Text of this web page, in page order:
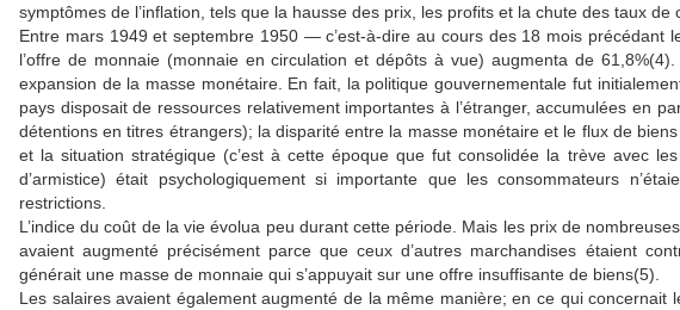
symptômes de l’inflation, tels que la hausse des prix, les profits et la chute des taux de
Entre mars 1949 et septembre 1950 — c’est-à-dire au cours des 18 mois précédant
l’offre de monnaie (monnaie en circulation et dépôts à vue) augmenta de
expansion de la masse monétaire. En fait, la politique gouvernementale fut
pays disposait de ressources relativement importantes à l’étranger, accumulées en
détentions en titres étrangers); la disparité entre la masse monétaire et le flux de biens
et la situation stratégique (c’est à cette époque que fut consolidée la trève avec
d’armistice) était psychologiquement si importante que les consommateurs
restrictions.
L’indice du coût de la vie évolua peu durant cette période. Mais les prix de
avaient augmenté précisément parce que ceux d’autres marchandises étaient
générait une masse de monnaie qui s’appuyait sur une offre insuffisante de biens(5).
Les salaires avaient également augmenté de la même manière; en ce qui